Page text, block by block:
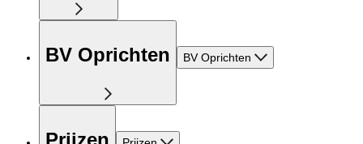
BV Oprichten BV Oprichten
Prijzen